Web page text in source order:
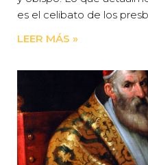
es el celibato de los
LEER MÁS »